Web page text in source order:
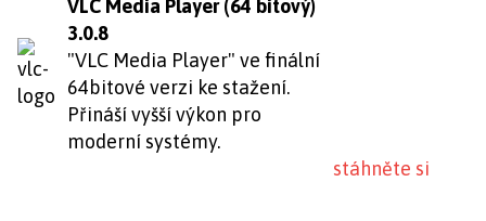
VLC Media Player (64 bitový)
3.0.8
"VLC Media Player" ve finální
64bitové verzi ke stažení.
Přináší vyšší výkon pro
moderní systémy.
stáhněte si